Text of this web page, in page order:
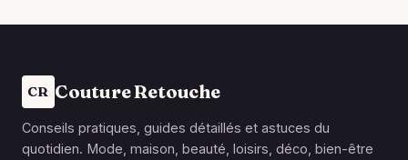
CR Couture Retouche
Conseils pratiques, guides détaillés et astuces du
quotidien. Mode, maison, beauté, loisirs, déco, bien-être